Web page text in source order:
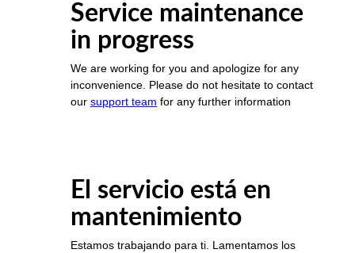
Service maintenance
in progress
We are working for you and apologize for any
inconvenience. Please do not hesitate to contact
our support team for any further information
El servicio está en
mantenimiento
Estamos trabajando para ti. Lamentamos los